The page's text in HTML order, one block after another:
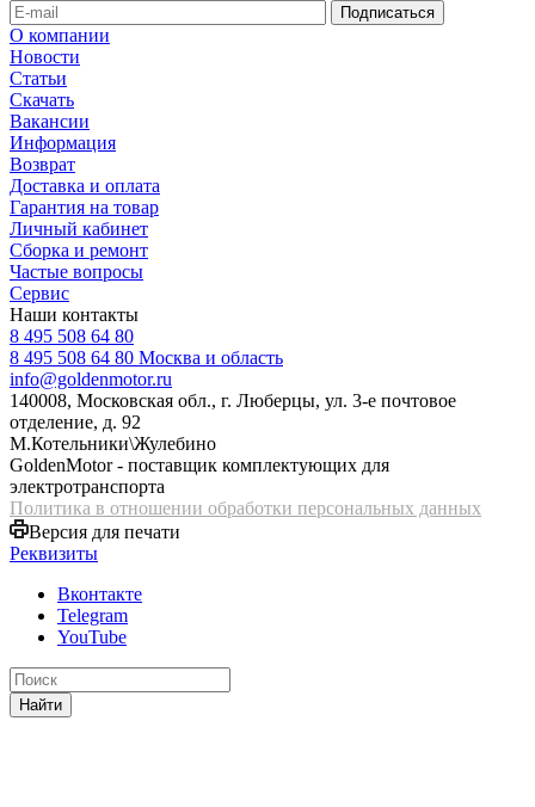
О компании
Новости
Статьи
Скачать
Вакансии
Информация
Возврат
Доставка и оплата
Гарантия на товар
Личный кабинет
Сборка и ремонт
Частые вопросы
Сервис
Наши контакты
8 495 508 64 80
8 495 508 64 80 Москва и область
info@goldenmotor.ru
140008, Московская обл., г. Люберцы, ул. 3-е почтовое
отделение, д. 92
М.Котельники\Жулебино
GoldenMotor - поставщик комплектующих для
электротранспорта
Политика в отношении обработки персональных данных
Версия для печати
Реквизиты
Вконтакте
Telegram
YouTube
Найти